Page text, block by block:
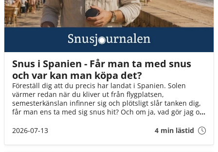
Snus i Spanien - Får man ta med snus
och var kan man köpa det?
Föreställ dig att du precis har landat i Spanien. Solen
värmer redan när du kliver ut från flygplatsen,
semesterkänslan infinner sig och plötsligt slår tanken dig,
får man ens ta med sig snus hit? Och om ja, vad gör jag om
veta innan flyget går till Spanien!
2026-07-13 4 min lästid